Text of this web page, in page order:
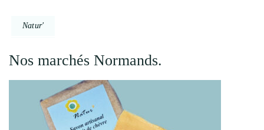
Natur'
Nos marchés Normands.